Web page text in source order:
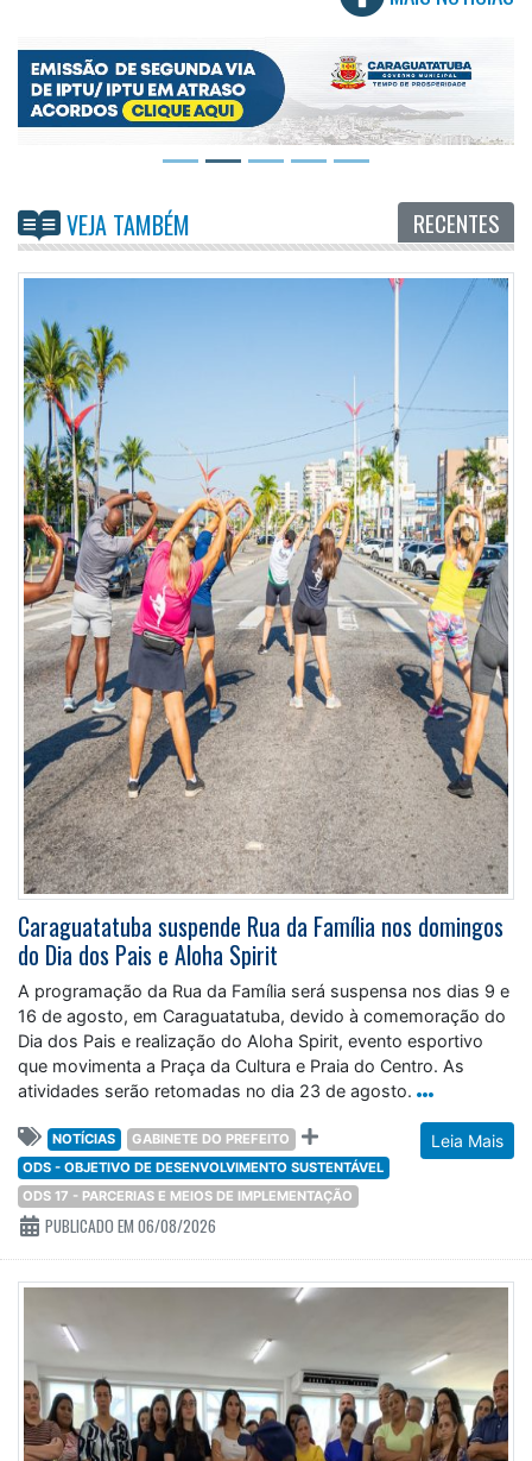
VEJA TAMBÉM RECENTES
Caraguatatuba suspende Rua da Família nos domingos
do Dia dos Pais e Aloha Spirit
A programação da Rua da Família será suspensa nos dias 9 e
16 de agosto, em Caraguatatuba, devido à comemoração do
Dia dos Pais e realização do Aloha Spirit, evento esportivo
que movimenta a Praça da Cultura e Praia do Centro. As
atividades serão retomadas no dia 23 de agosto.
Leia Mais
NOTÍCIAS
GABINETE DO PREFEITO
ODS - OBJETIVO DE DESENVOLVIMENTO SUSTENTÁVEL
ODS 17 - PARCERIAS E MEIOS DE IMPLEMENTAÇÃO
PUBLICADO EM 06/08/2026